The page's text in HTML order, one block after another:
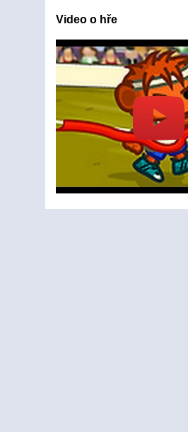
Video o hře